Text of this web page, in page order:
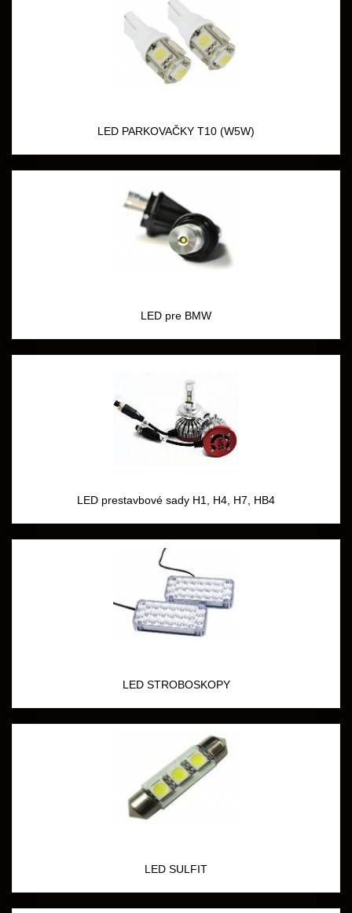
LED PARKOVAČKY T10 (W5W)
LED pre BMW
LED prestavbové sady H1, H4, H7, HB4
LED STROBOSKOPY
LED SULFIT